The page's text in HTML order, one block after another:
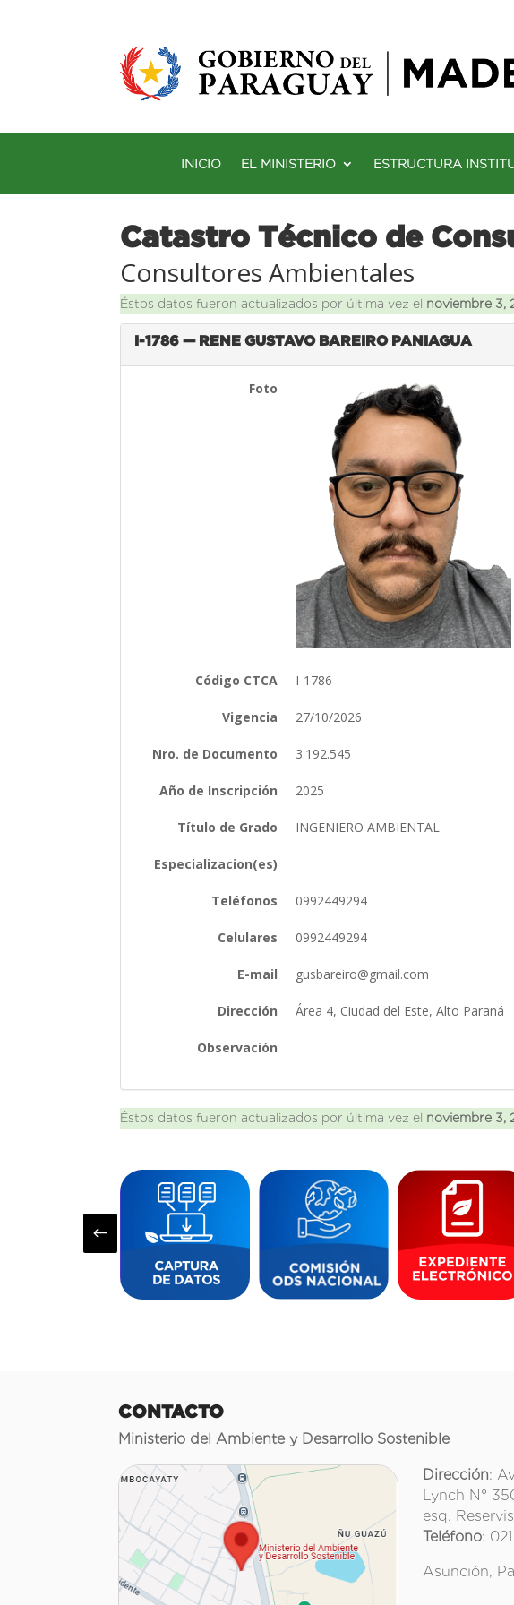
INICIO EL MINISTERIO ESTRUCTURA
Catastro Técnico de
Consultores Ambientales
Éstos datos fueron actualizados por última vez el noviembre 3,
I-1786 — RENE GUSTAVO BAREIRO PANIAGUA
Foto
Código CTCA I-1786
Vigencia 27/10/2026
Nro. de Documento 3.192.545
Año de Inscripción 2025
Título de Grado INGENIERO AMBIENTAL
Especializacion(es)
Teléfonos 0992449294
Celulares 0992449294
E-mail gusbareiro@gmail.com
Dirección Área 4, Ciudad del Este, Alto Paraná
Observación
Éstos datos fueron actualizados por última vez el noviembre 3,
#
CONTACTO
Ministerio del Ambiente y Desarrollo Sostenible
Dirección:
Lynch N°
esq.
Teléfono:
Asunción,